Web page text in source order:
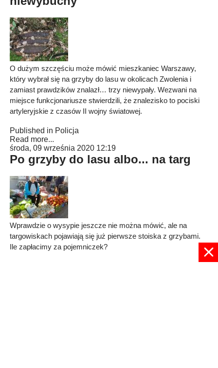
O dużym szczęściu może mówić mieszkaniec Warszawy,
który wybrał się na grzyby do lasu w okolicach Zwolenia i
zamiast prawdzików znalazł… trzy niewypały. Wezwani na
miejsce funkcjonariusze stwierdzili, że znalezisko to pociski
artyleryjskie z czasów II wojny światowej.
Published in Policja
Read more...
środa, 09 września 2020 12:19
Po grzyby do lasu albo... na targ
Wprawdzie o wysypie jeszcze nie można mówić, ale na
targowiskach pojawiają się już pierwsze stoiska z grzybami.
Ile zapłacimy za pojemniczek?